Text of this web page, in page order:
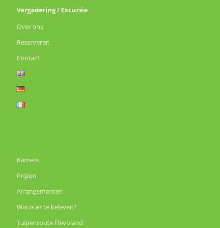
Vergadering / Excursie
Over ons
Reserveren
Contact
Kamers
Prijzen
Arrangementen
Wat is er te beleven?
Tulpenroute Flevoland